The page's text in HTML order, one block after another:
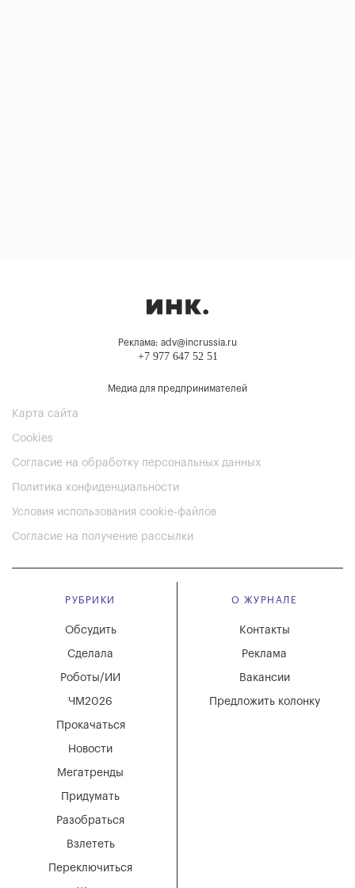
Реклама: adv@incrussia.ru
+7 977 647 52 51
Медиа для предпринимателей
Карта сайта
Cookies
Согласие на обработку персональных данных
Политика конфиденциальности
Условия использования cookie-файлов
Согласие на получение рассылки
РУБРИКИ
Мегатренды
Придумать
Разобраться
Взлететь
Новости
Переключиться
Обсудить
Сделала
Роботы/ИИ
ЧМ2026
Прокачаться
О ЖУРНАЛЕ
Вакансии
Реклама
Контакты
Предложить колонку